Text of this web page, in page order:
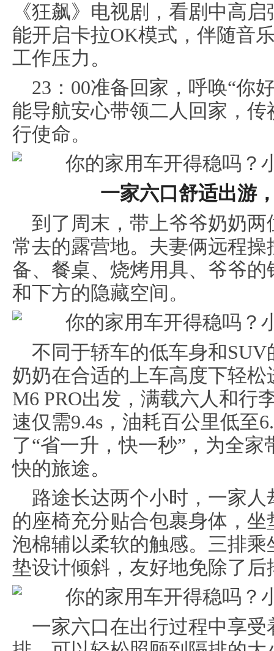
《狂飙》电视剧，看剧中高
能开启卡拉OK模式，伴随音
工作压力。
23：00准备回家，呼唤“你
能导航安心带领二人回家，传
行使命。
一家六口舒适出游
到了周末，带上爷爷奶奶
常去的露营地。夫妻俩远程
备、餐桌、烧烤用具、爷爷
和下方的隐藏空间。
不同于轿车的低车身和
奶奶在合适的上车高度下轻
M6 PRO出发，满载六人和行
速仅需9.4s，油耗百公里低至
了“省一升，快一秒”，为全
快的旅途。
路途长达两个小时，一家
的座椅充分贴合包裹身体，
泡棉辅以柔软的触感。三排
垫设计倾斜，友好地免除了
一家六口在出行过程中享